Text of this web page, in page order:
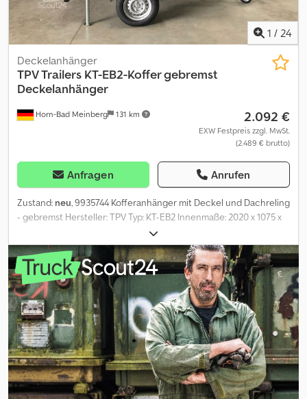
1 / 24
Horn-Bad Meinberg 131 km
Deckelanhänger
TPV Trailers KT-EB2-Koffer gebremst
Deckelanhänger
2.092 €
EXW Festpreis zzgl. MwSt.
(2.489 € brutto)
Anfragen Anrufen
Zustand: neu, 9935744 Kofferanhänger mit Deckel und Dachreling
- gebremst Hersteller: TPV Typ: KT-EB2 Innenmaße: 2020 x 1075 x
720 mm Aussenmaße: 2960 x 1520 x 1310 mm zul. Gesamtgewicht:
1000 kg Leergewicht: ca. 262 kg Nutzlast: ca. 738 kg Deckel mit
Stoßdämpfern, spritzwassergeschützt 56 mm hoch mit
Dachreling Bordwände Stahlblech, verzinkt gebremst 1-Achser
Dwsdpjzciaqefx Acroa Stützrad Tür hinten rechts angeschlagen 2
Stützen hinten 4 stabile Verzurrösen 13-poligen Stecker Inkl.
Fahrzeugpapiere Optionale Ausstattungen für diesen Anhänger:
Diebstahlsicherung Fahrradträger auf Deckel montiert Zulassung
Ihres neuen Anhängers beim Straßenverkehrsamt